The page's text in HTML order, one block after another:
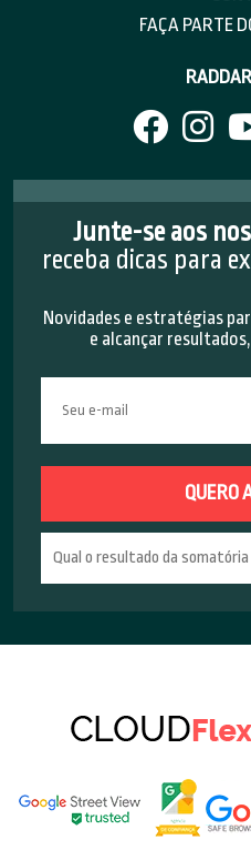
FAÇA PARTE
Junte-se aos
receba dicas para
Novidades e estratégias
e alcançar